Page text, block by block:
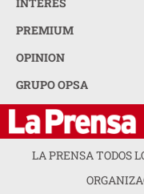
PREMIUM
OPINION
GRUPO OPSA
LA PRENSA TODOS